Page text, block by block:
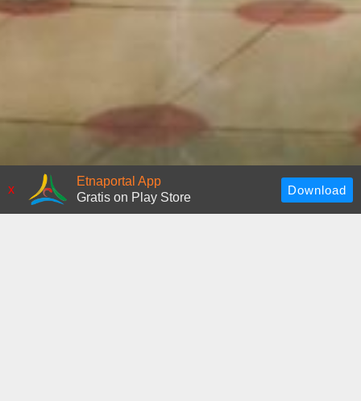
x
Etnaportal App
Gratis on Play Store